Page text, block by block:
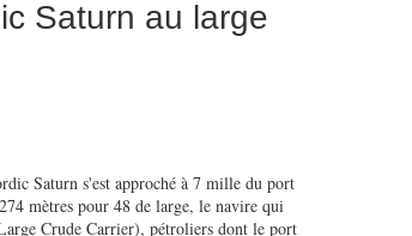
Saturn au large
Saturn s'est approché à 7 mille du port
mètres pour 48 de large, le navire qui
Crude Carrier), pétroliers dont le port